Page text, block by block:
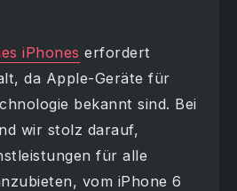
iPhones erfordert
da Apple-Geräte für
bekannt sind. Bei
wir stolz darauf,
für alle
vom iPhone 6